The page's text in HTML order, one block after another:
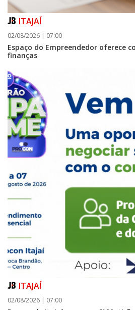
ITAJAÍ
02/08/2026 | 07:00
Espaço do Empreendedor oferece
finanças
ITAJAÍ
02/08/2026 | 07:00